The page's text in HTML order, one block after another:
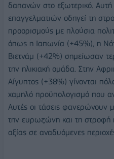
δαπανών στο εξωτερικό.
επαγγελματιών οδηγεί τη
προορισμούς με πλούσια
όπως η Ιαπωνία (+45%), η
Βιετνάμ (+42%) σημείωσαν
την ηλικιακή ομάδα. Στην
Αίγυπτος (+38%) γίνονται
χαμηλό προϋπολογισμό που
Αυτές οι τάσεις φανερώνουν
την ευρωζώνη και τη στροφή
αξίας σε αναδυόμενες